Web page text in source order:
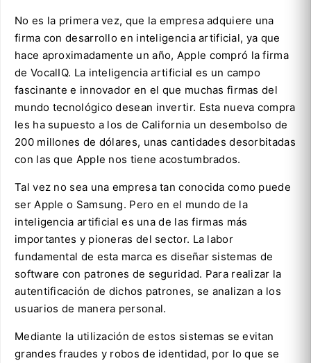
No es la primera vez, que la empresa adquiere una
firma con desarrollo en inteligencia artificial, ya que
hace aproximadamente un año, Apple compró la firma
de VocalIQ. La inteligencia artificial es un campo
fascinante e innovador en el que muchas firmas del
mundo tecnológico desean invertir. Esta nueva compra
les ha supuesto a los de California un desembolso de
200 millones de dólares, unas cantidades desorbitadas
con las que Apple nos tiene acostumbrados.
Tal vez no sea una empresa tan conocida como puede
ser Apple o Samsung. Pero en el mundo de la
inteligencia artificial es una de las firmas más
importantes y pioneras del sector. La labor
fundamental de esta marca es diseñar sistemas de
software con patrones de seguridad. Para realizar la
autentificación de dichos patrones, se analizan a los
usuarios de manera personal.
Mediante la utilización de estos sistemas se evitan
grandes fraudes y robos de identidad, por lo que se